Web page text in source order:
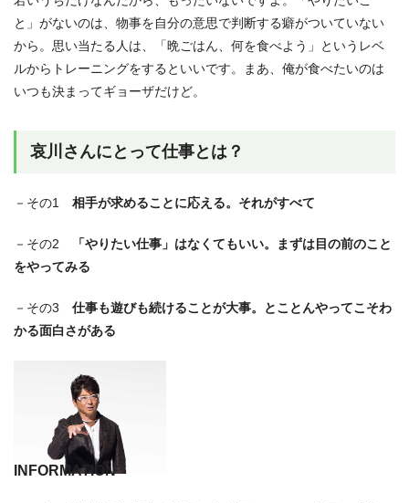
と」がないのは、物事を自分の意思で判断する癖がついていない
から。思い当たる人は、「晩ごはん、何を食べよう」というレベ
ルからトレーニングをするといいです。まあ、俺が食べたいのは
いつも決まってギョーザだけど。
哀川さんにとって仕事とは？
－その1 相手が求めることに応える。それがすべて
－その2 「やりたい仕事」はなくてもいい。まずは目の前のこと
をやってみる
－その3 仕事も遊びも続けることが大事。とことんやってこそわ
かる面白さがある
INFORMATION